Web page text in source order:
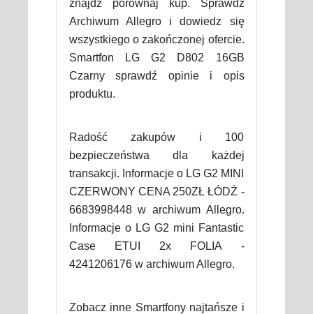
znajdź porównaj kup. Sprawdź
Archiwum Allegro i dowiedz się
wszystkiego o zakończonej ofercie.
Smartfon LG G2 D802 16GB
Czarny sprawdź opinie i opis
produktu.
Radość zakupów i 100
bezpieczeństwa dla każdej
transakcji. Informacje o LG G2 MINI
CZERWONY CENA 250ZŁ ŁÓDŹ -
6683998448 w archiwum Allegro.
Informacje o LG G2 mini Fantastic
Case ETUI 2x FOLIA -
4241206176 w archiwum Allegro.
Zobacz inne Smartfony najtańsze i